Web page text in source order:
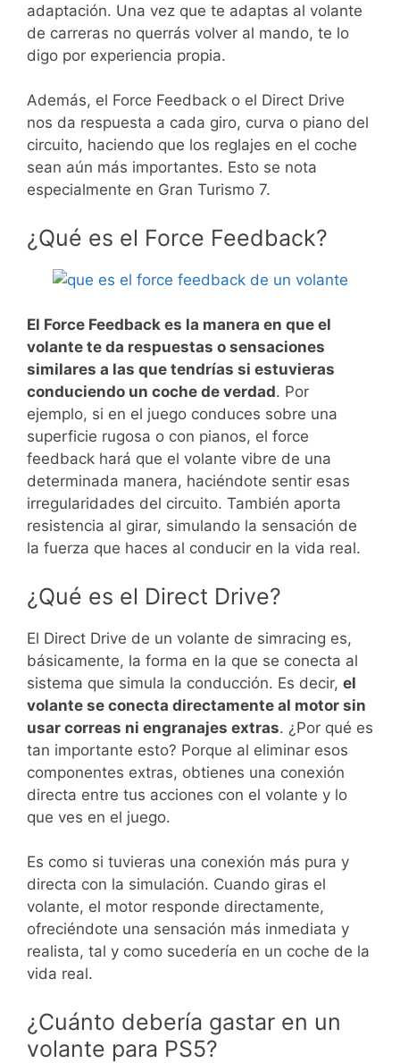
adaptación. Una vez que te adaptas al volante
de carreras no querrás volver al mando, te lo
digo por experiencia propia.
Además, el Force Feedback o el Direct Drive
nos da respuesta a cada giro, curva o piano del
circuito, haciendo que los reglajes en el coche
sean aún más importantes. Esto se nota
especialmente en Gran Turismo 7.
¿Qué es el Force Feedback?
El Force Feedback es la manera en que el
volante te da respuestas o sensaciones
similares a las que tendrías si estuvieras
conduciendo un coche de verdad. Por
ejemplo, si en el juego conduces sobre una
superficie rugosa o con pianos, el force
feedback hará que el volante vibre de una
determinada manera, haciéndote sentir esas
irregularidades del circuito. También aporta
resistencia al girar, simulando la sensación de
la fuerza que haces al conducir en la vida real.
¿Qué es el Direct Drive?
El Direct Drive de un volante de simracing es,
básicamente, la forma en la que se conecta al
sistema que simula la conducción. Es decir, el
volante se conecta directamente al motor sin
usar correas ni engranajes extras. ¿Por qué es
tan importante esto? Porque al eliminar esos
componentes extras, obtienes una conexión
directa entre tus acciones con el volante y lo
que ves en el juego.
Es como si tuvieras una conexión más pura y
directa con la simulación. Cuando giras el
volante, el motor responde directamente,
ofreciéndote una sensación más inmediata y
realista, tal y como sucedería en un coche de la
vida real.
¿Cuánto debería gastar en un
volante para PS5?